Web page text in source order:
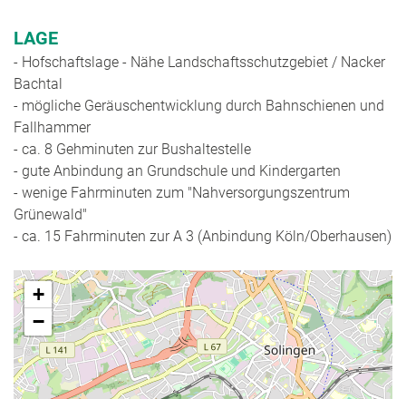
LAGE
- Hofschaftslage - Nähe Landschaftsschutzgebiet / Nacker
Bachtal
- mögliche Geräuschentwicklung durch Bahnschienen und
Fallhammer
- ca. 8 Gehminuten zur Bushaltestelle
- gute Anbindung an Grundschule und Kindergarten
- wenige Fahrminuten zum "Nahversorgungszentrum
Grünewald"
- ca. 15 Fahrminuten zur A 3 (Anbindung Köln/Oberhausen)
+
−